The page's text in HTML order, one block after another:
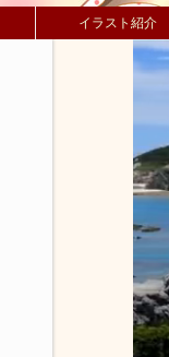
イラスト紹介